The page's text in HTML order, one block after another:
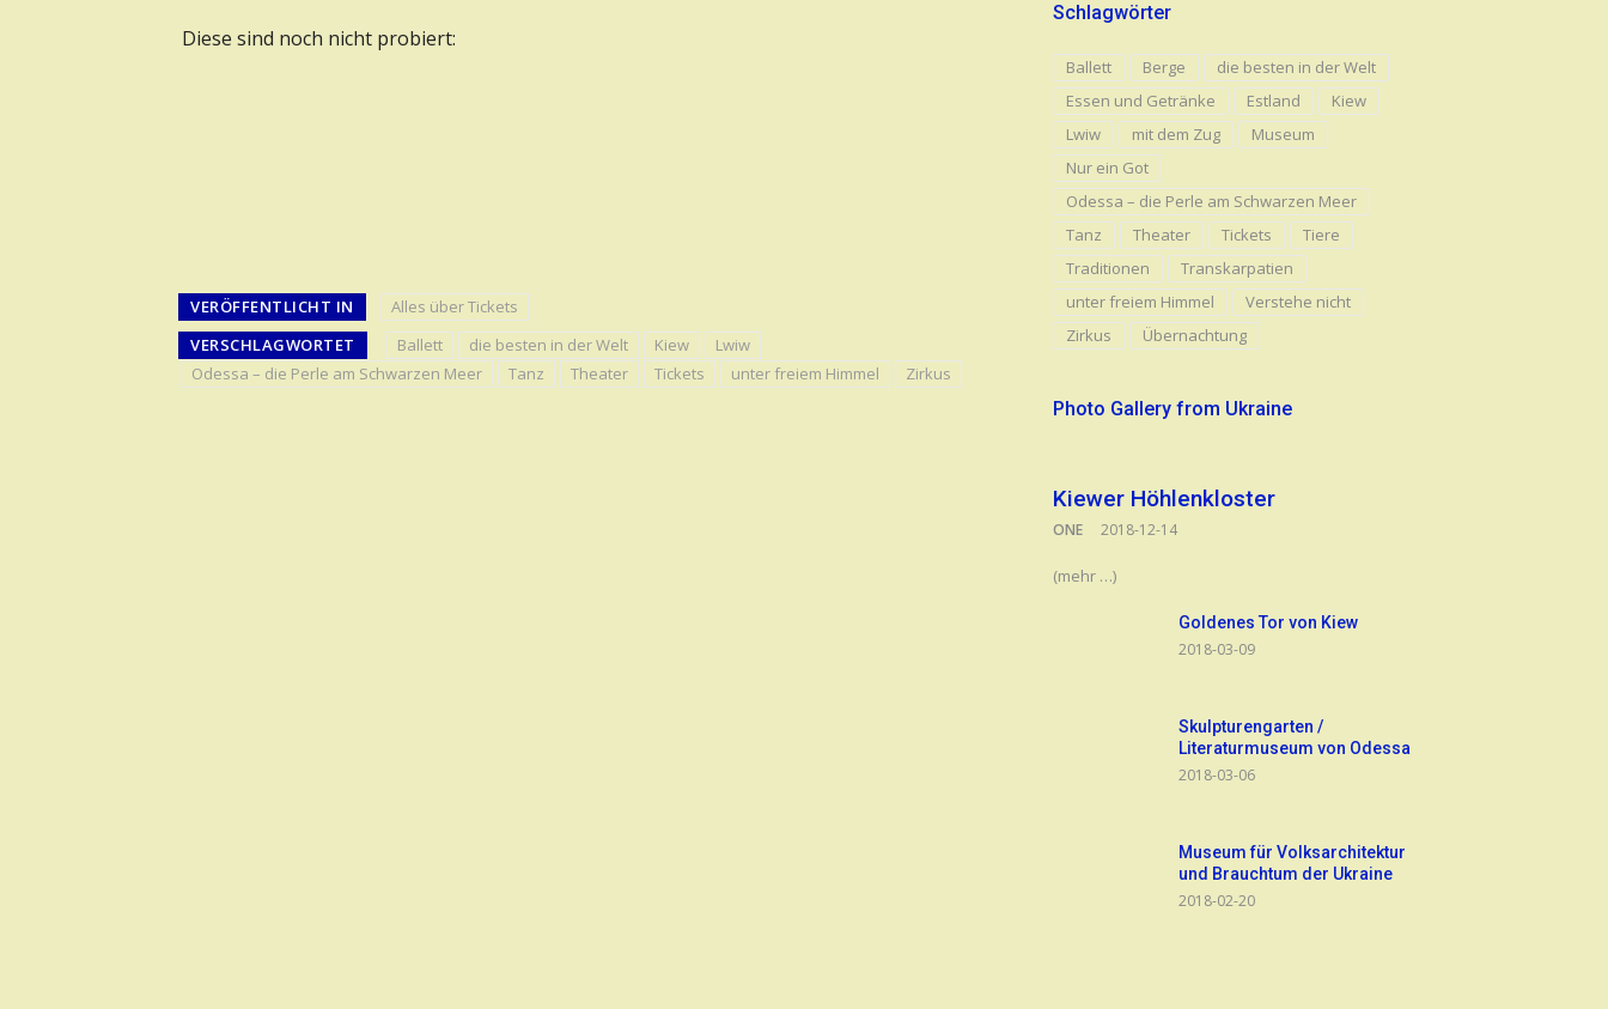
Diese sind noch nicht probiert:
VERÖFFENTLICHT IN
Alles über Tickets
VERSCHLAGWORTET
Ballett die besten in der Welt Kiew
Lwiw
Odessa – die Perle am Schwarzen Meer
Tanz Theater Tickets unter freiem Himmel Zirkus
Schlagwörter
Ballett Berge
die besten in der Welt
Essen und Getränke
Estland
Kiew
Lwiw
mit dem Zug
Museum
Nur ein Got
Odessa – die Perle am Schwarzen Meer
Tanz
Theater Tickets
Tiere
Traditionen
Transkarpatien
unter freiem Himmel
Verstehe nicht
Zirkus
Übernachtung
Photo Gallery from Ukraine
Kiewer Höhlenkloster
ONE 2018-12-14
(mehr …)
Goldenes Tor von Kiew
2018-03-09
Skulpturengarten /
Literaturmuseum von Odessa
2018-03-06
Museum für Volksarchitektur
und Brauchtum der Ukraine
2018-02-20